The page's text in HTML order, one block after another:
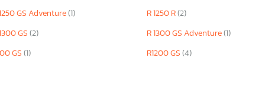
GS Adventure(1) R 1250 R(2)
GS(2) R 1300 GS Adventure(1)
GS(1) R1200 GS(4)